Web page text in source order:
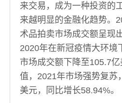
来交易，成为一种投资的
来越明显的金融化趋势。
术品拍卖市场成交额呈现
2020年在新冠疫情大环境
市场成交额下降至105.7
值，2021年市场强势复苏
美元，同比增长58.94%。